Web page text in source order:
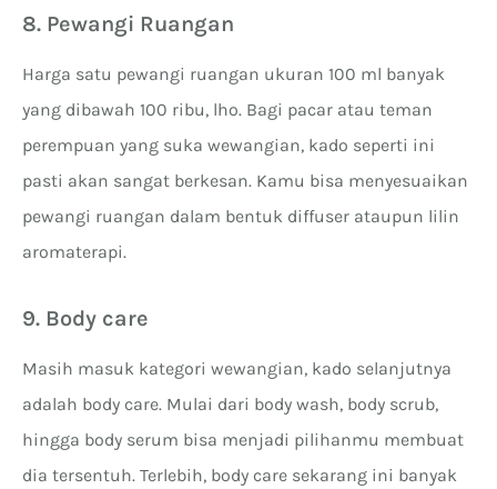
8. Pewangi Ruangan
Harga satu pewangi ruangan ukuran 100 ml banyak
yang dibawah 100 ribu, lho. Bagi pacar atau teman
perempuan yang suka wewangian, kado seperti ini
pasti akan sangat berkesan. Kamu bisa menyesuaikan
pewangi ruangan dalam bentuk diffuser ataupun lilin
aromaterapi.
9. Body care
Masih masuk kategori wewangian, kado selanjutnya
adalah body care. Mulai dari body wash, body scrub,
hingga body serum bisa menjadi pilihanmu membuat
dia tersentuh. Terlebih, body care sekarang ini banyak